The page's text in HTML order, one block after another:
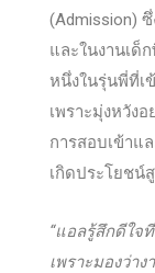
(Admission)
และในงานเด็
หนึ่งในรุ่นพี่ที่เ
เพราะมุ่งหวัง
การสอบเข้าแ
เกิดประโยชน์
“แอลรู้สึกดีใจ
เพราะมองว่า